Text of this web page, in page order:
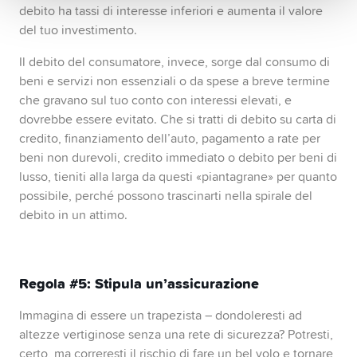
debito ha tassi di interesse inferiori e aumenta il valore
del tuo investimento.
Il debito del consumatore, invece, sorge dal consumo di
beni e servizi non essenziali o da spese a breve termine
che gravano sul tuo conto con interessi elevati, e
dovrebbe essere evitato. Che si tratti di debito su carta di
credito, finanziamento dell’auto, pagamento a rate per
beni non durevoli, credito immediato o debito per beni di
lusso, tieniti alla larga da questi «piantagrane» per quanto
possibile, perché possono trascinarti nella spirale del
debito in un attimo.
Regola #5: Stipula un’assicurazione
Immagina di essere un trapezista – dondoleresti ad
altezze vertiginose senza una rete di sicurezza? Potresti,
certo, ma correresti il rischio di fare un bel volo e tornare